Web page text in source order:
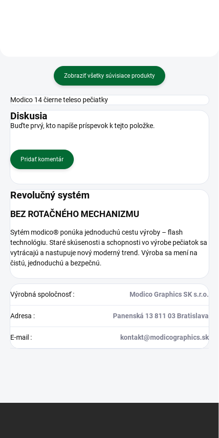
Zobraziť všetky súvisiace produkty
Modico 14 čierne teleso pečiatky
Diskusia
Buďte prvý, kto napíše príspevok k tejto položke.
Pridať komentár
Revolučný systém
BEZ ROTAČNÉHO MECHANIZMU
Sytém modico® ponúka jednoduchú cestu výroby – flash
technológiu. Staré skúsenosti a schopnosti vo výrobe pečiatok sa
vytrácajú a nastupuje nový moderný trend. Výroba sa mení na
čistú, jednoduchú a bezpečnú.
Výrobná spoločnosť: Modico Graphics SK s.r.o.
Adresa : Panenská 13 811 03 Bratislava
E-mail : kontakt@modicographics.sk